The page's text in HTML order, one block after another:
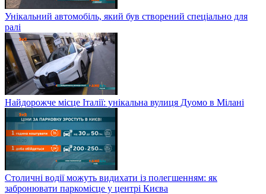
Унікальний автомобіль, який був створений спеціально для
ралі
Найдорожче місце Італії: унікальна вулиця Дуомо в Мілані
Столичні водії можуть видихати із полегшенням: як
забронювати паркомісце у центрі Києва